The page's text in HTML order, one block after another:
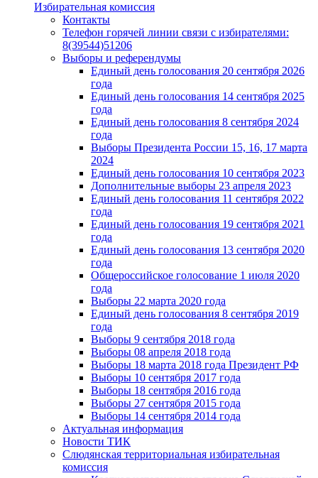
Избирательная комиссия
Контакты
Телефон горячей линии связи с избирателями:
8(39544)51206
Выборы и референдумы
Единый день голосования 20 сентября 2026
года
Единый день голосования 14 сентября 2025
года
Единый день голосования 8 сентября 2024
года
Выборы Президента России 15, 16, 17 марта
2024
Единый день голосования 10 сентября 2023
Дополнительные выборы 23 апреля 2023
Единый день голосования 11 сентября 2022
года
Единый день голосования 19 сентября 2021
года
Единый день голосования 13 сентября 2020
года
Общероссийское голосование 1 июля 2020
года
Выборы 22 марта 2020 года
Единый день голосования 8 сентября 2019
года
Выборы 9 сентября 2018 года
Выборы 08 апреля 2018 года
Выборы 18 марта 2018 года Президент РФ
Выборы 10 сентября 2017 года
Выборы 18 сентября 2016 года
Выборы 27 сентября 2015 года
Выборы 14 сентября 2014 года
Актуальная информация
Новости ТИК
Слюдянская территориальная избирательная
комиссия